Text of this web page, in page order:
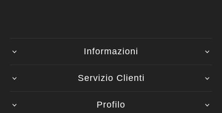
Informazioni
Servizio Clienti
Profilo